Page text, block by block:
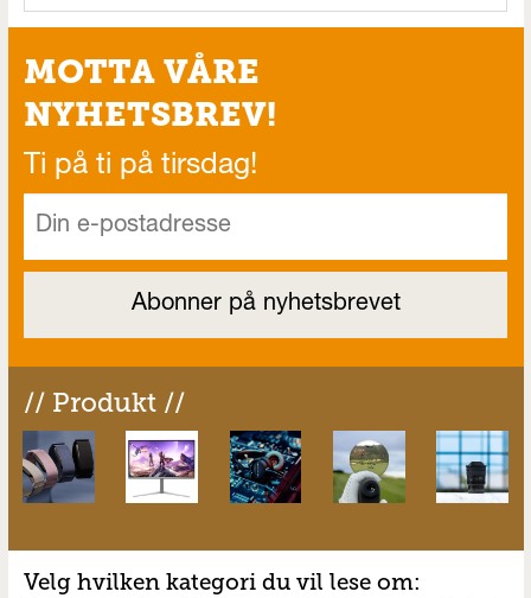
MOTTA VÅRE
NYHETSBREV!
Ti på ti på tirsdag!
// Produkt //
Velg hvilken kategori du vil lese om: